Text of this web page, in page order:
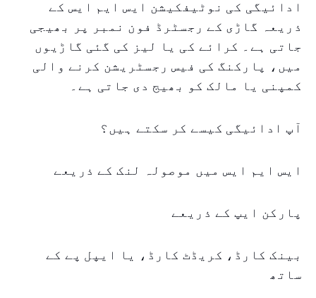
ادائیگی کی نوٹیفکیشن ایس ایم ایس کے
ذریعہ گاڑی کے رجسٹرڈ فون نمبر پر بھیجی
جاتی ہے۔ کرائے کی یا لیز کی گئی گاڑیوں
میں، پارکنگ کی فیس رجسٹریشن کرنے والی
کمپنی یا مالک کو بھیج دی جاتی ہے۔
آپ ادائیگی کیسے کر سکتے ہیں؟
ایس ایم ایس میں موصولہ لنک کے ذریعے
پارکن ایپ کے ذریعے
بینک کارڈ، کریڈٹ کارڈ، یا ایپل پے کے
ساتھ